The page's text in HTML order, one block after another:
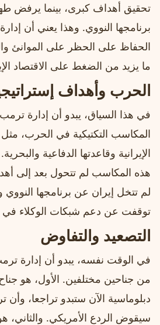
تحقيق أهداف كبرى، بينما يرفض
برنامجها النووي. وهذا يعني أن
الحفاظ على الحظر على الموانئ
ما يزيد من الضغط على الاقتصاد
الحرب وأهداف
في هذا السياق، يبدو أن إدارة
المكاسب التكتيكية في الحرب،
الإيرانية وقاعدتها الدفاعية
هذه المكاسب لم تتحول بعد إلى
لم تتخل إيران عن برنامجها النووي
توقفت عن دعم شبكات الوكلاء في
التصعيد والتفاوض
في الوقت نفسه، يبدو أن إدارة
من جناحين مختلفين. الأول، هو
دبلوماسية الآن ستبدو تراجعا،
سيقوض الردع الأمريكي. والثاني،